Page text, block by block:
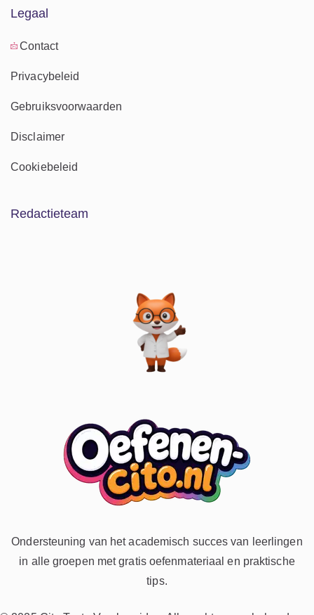
Ondersteuning van het academisch succes van leerlingen
in alle groepen met gratis oefenmateriaal en praktische
tips.
Legaal
Contact
Privacybeleid
Gebruiksvoorwaarden
Disclaimer
Cookiebeleid
Redactieteam